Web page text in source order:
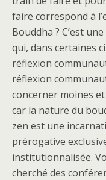
faire correspond à
Bouddha ? C’est
qui, dans certaines
réflexion
réflexion
concerner moines
car la nature du
zen est une
prérogative
institutionnalisée.
cherché des